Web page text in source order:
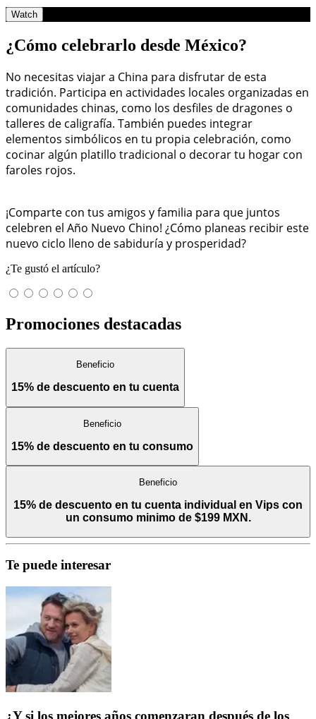
Watch
¿Cómo celebrarlo desde México?
No necesitas viajar a China para disfrutar de esta
tradición. Participa en actividades locales organizadas en
comunidades chinas, como los desfiles de dragones o
talleres de caligrafía. También puedes integrar
elementos simbólicos en tu propia celebración, como
cocinar algún platillo tradicional o decorar tu hogar con
faroles rojos.
¡Comparte con tus amigos y familia para que juntos
celebren el Año Nuevo Chino! ¿Cómo planeas recibir este
nuevo ciclo lleno de sabiduría y prosperidad?
¿Te gustó el artículo?
Promociones destacadas
Beneficio
15% de descuento en tu cuenta
Beneficio
15% de descuento en tu consumo
Beneficio
15% de descuento en tu cuenta individual en Vips con
un consumo minimo de $199 MXN.
Te puede interesar
¿Y si los mejores años comenzaran después de los